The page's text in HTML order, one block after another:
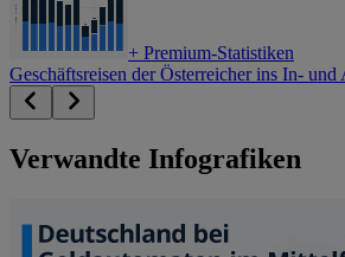
+ Premium-Statistiken
Geschäftsreisen der Österreicher ins In- und
Verwandte Infografiken